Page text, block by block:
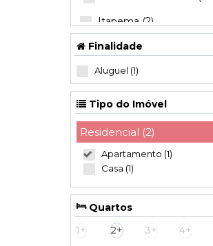
Tipo do Imóvel
Residencial (2)
Apartamento (1)
Casa (1)
Itapema (2)
Meia Praia (1)
Tabuleiro dos Oliveiras (1)
Finalidade
Aluguel (1)
Quartos
1+
2+ 3+ 4+